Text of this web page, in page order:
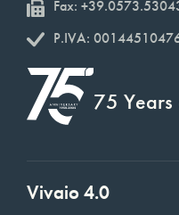
Fax:
P.IVA:
75
Vivaio 4.0